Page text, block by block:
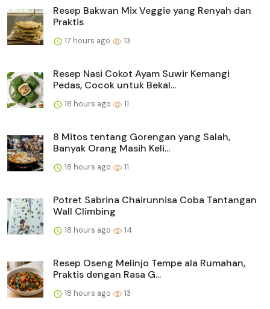
Resep Bakwan Mix Veggie yang Renyah dan
Praktis
17 hours ago 13
Resep Nasi Cokot Ayam Suwir Kemangi
Pedas, Cocok untuk Bekal...
18 hours ago 11
8 Mitos tentang Gorengan yang Salah,
Banyak Orang Masih Keli...
18 hours ago 11
Potret Sabrina Chairunnisa Coba Tantangan
Wall Climbing
18 hours ago 14
Resep Oseng Melinjo Tempe ala Rumahan,
Praktis dengan Rasa G...
18 hours ago 13